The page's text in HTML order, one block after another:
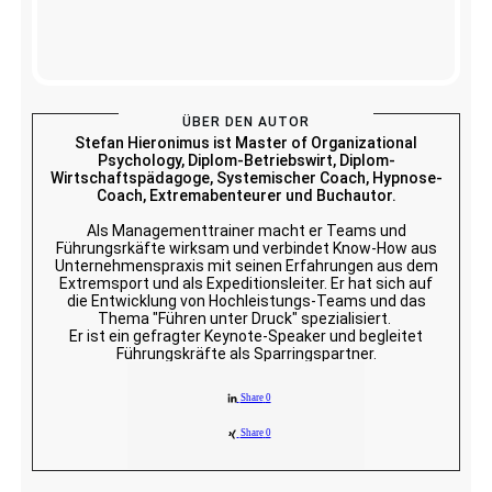
ÜBER DEN AUTOR
Stefan Hieronimus ist Master of Organizational
Psychology, Diplom-Betriebswirt, Diplom-
Wirtschaftspädagoge, Systemischer Coach, Hypnose-
Coach, Extremabenteurer und Buchautor.
Als Managementtrainer macht er Teams und
Führungsrkäfte wirksam und verbindet Know-How aus
Unternehmenspraxis mit seinen Erfahrungen aus dem
Extremsport und als Expeditionsleiter. Er hat sich auf
die Entwicklung von Hochleistungs-Teams und das
Thema "Führen unter Druck" spezialisiert.
Er ist ein gefragter Keynote-Speaker und begleitet
Führungskräfte als Sparringspartner.
Share 0
Share 0